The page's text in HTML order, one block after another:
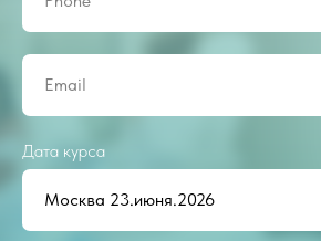
Дата курса